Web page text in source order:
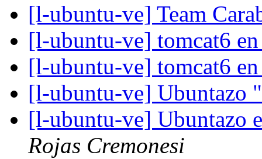
[l-ubuntu-ve] Team
[l-ubuntu-ve] tomcat6
[l-ubuntu-ve] tomcat6
[l-ubuntu-ve] Ubuntazo
[l-ubuntu-ve] Ubuntazo
Rojas Cremonesi